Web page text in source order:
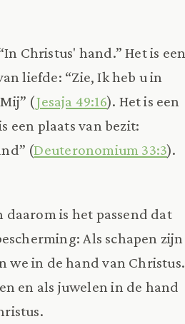
Christus' hand.” Het is een
liefde: “Zie, Ik heb u in
(Jesaja 49:16). Het is een
een plaats van bezit:
(Deuteronomium 33:3).
daarom is het passend dat
Als schapen zijn
we in de hand van Christus.
en als juwelen in de hand